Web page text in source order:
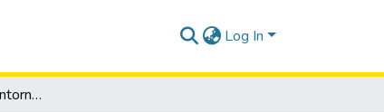
Log In
Los desafíos de los entornos educativos virtuales para el aprendizaje de los estudiantes con escolaridad inconclusa